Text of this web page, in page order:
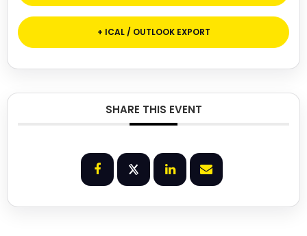
+ ICAL / OUTLOOK EXPORT
SHARE THIS EVENT